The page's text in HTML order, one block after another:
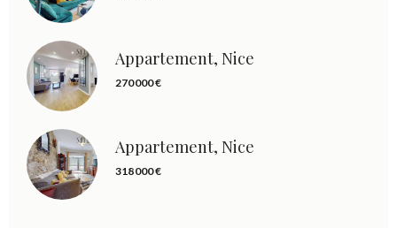
Appartement, Nice
270 000 €
Appartement, Nice
318 000 €